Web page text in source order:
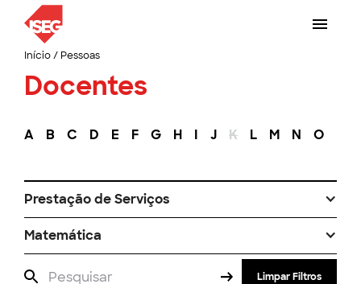
Início/ Pessoas
Docentes
A B C D E F G H I J K L M N O
Prestação de Serviços
Matemática
Limpar Filtros